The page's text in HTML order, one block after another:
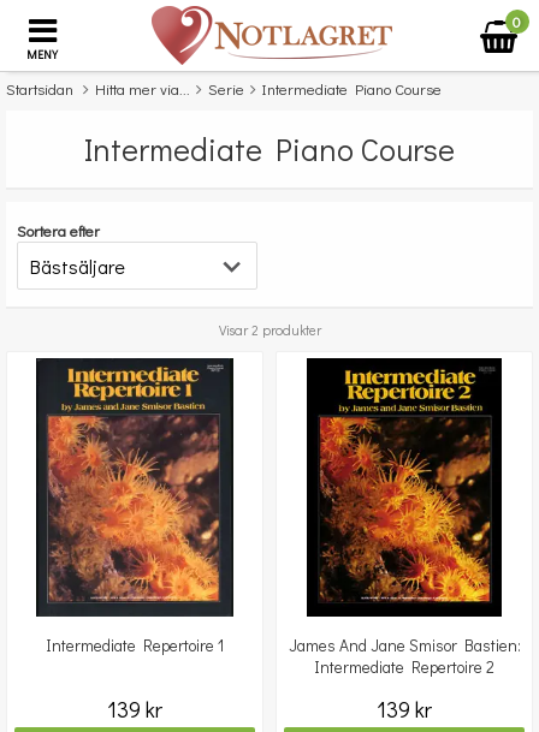
MENY
0
Startsidan Hitta mer via... Serie Intermediate Piano Course
Intermediate Piano Course
Sortera efter
Visar 2 produkter
Intermediate Repertoire 1
139 kr
James And Jane Smisor Bastien:
Intermediate Repertoire 2
139 kr